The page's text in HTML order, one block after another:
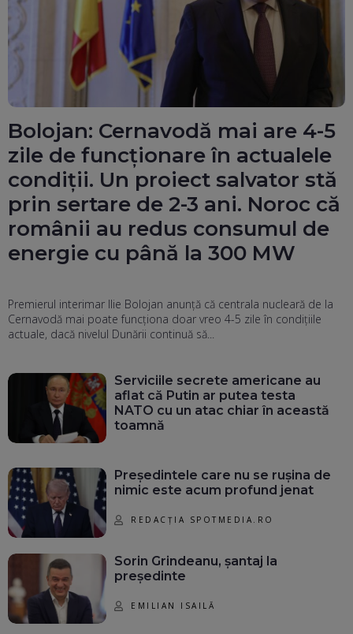
Bolojan: Cernavodă mai are 4-5
zile de funcționare în actualele
condiții. Un proiect salvator stă
prin sertare de 2-3 ani. Noroc că
românii au redus consumul de
energie cu până la 300 MW
Premierul interimar Ilie Bolojan anunță că centrala nucleară de la
Cernavodă mai poate funcționa doar vreo 4-5 zile în condițiile
actuale, dacă nivelul Dunării continuă să...
Serviciile secrete americane au
aflat că Putin ar putea testa
NATO cu un atac chiar în această
toamnă
Președintele care nu se rușina de
nimic este acum profund jenat
REDACȚIA SPOTMEDIA.RO
Sorin Grindeanu, șantaj la
președinte
EMILIAN ISAILĂ